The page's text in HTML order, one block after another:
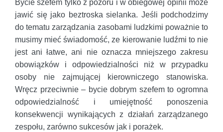
Bycie szefem tylko z pozoru i w obiegowej opinii może
jawić się jako beztroska sielanka. Jeśli podchodzimy
do tematu zarządzania zasobami ludzkimi poważnie to
musimy mieć świadomość, ze kierowanie ludźmi to nie
jest ani łatwe, ani nie oznacza mniejszego zakresu
obowiązków i odpowiedzialności niż w przypadku
osoby nie zajmującej kierowniczego stanowiska.
Wręcz przeciwnie – bycie dobrym szefem to ogromna
odpowiedzialność i umiejętność ponoszenia
konsekwencji wynikających z działań zarządzanego
zespołu, zarówno sukcesów jak i porażek.